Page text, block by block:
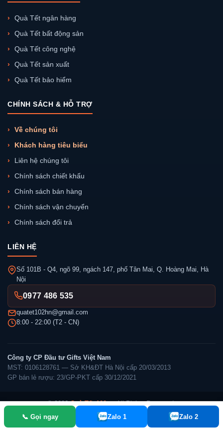
📞 Gọi ngay Zalo 1 Zalo 2
Quà Tết ngân hàng
Quà Tết bất động sản
Quà Tết công nghệ
Quà Tết sản xuất
Quà Tết bảo hiểm
CHÍNH SÁCH & HỖ TRỢ
Về chúng tôi
Khách hàng tiêu biểu
Liên hệ chúng tôi
Chính sách chiết khấu
Chính sách bán hàng
Chính sách vận chuyển
Chính sách đổi trả
LIÊN HỆ
Số 101B - Q4, ngõ 99, ngách 147, phố Tân Mai, Q. Hoàng Mai, Hà
Nội
0977 486 535
quatet102hn@gmail.com
8:00 - 22:00 (T2 - CN)
Công ty CP Đầu tư Gifts Việt Nam
MST: 0106128761 — Sở KH&ĐT Hà Nội cấp 20/03/2013
GP bán lẻ rượu: 23/GP-PKT cấp 30/12/2021
© 2026Quà Tết 102— All Rights Reserved.
✓ Đã thông báo Bộ Công Thương